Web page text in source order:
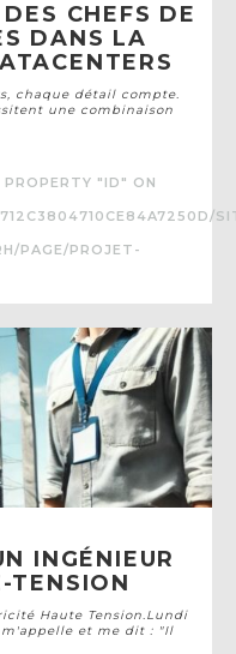
CHEFS DE
DANS LA
chaque détail compte.
une combinaison
"ID" ON
PAGE/PROJET-
INGÉNIEUR
TENSION
Haute Tension.Lundi
et me dit : "Il